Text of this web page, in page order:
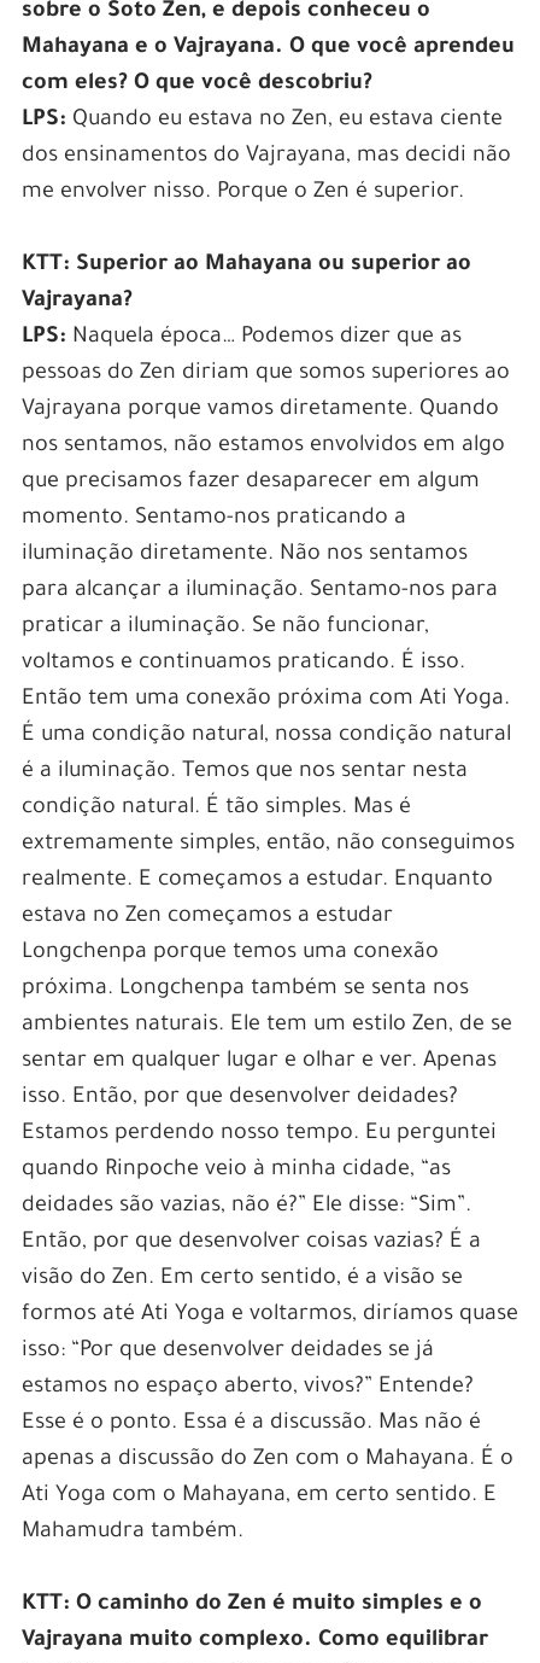
sobre o Soto Zen, e depois conheceu o
Mahayana e o Vajrayana. O que você aprendeu
com eles? O que você descobriu?
LPS: Quando eu estava no Zen, eu estava ciente
dos ensinamentos do Vajrayana, mas decidi não
me envolver nisso. Porque o Zen é superior.
KTT: Superior ao Mahayana ou superior ao
Vajrayana?
LPS: Naquela época… Podemos dizer que as
pessoas do Zen diriam que somos superiores ao
Vajrayana porque vamos diretamente. Quando
nos sentamos, não estamos envolvidos em algo
que precisamos fazer desaparecer em algum
momento. Sentamo-nos praticando a
iluminação diretamente. Não nos sentamos
para alcançar a iluminação. Sentamo-nos para
praticar a iluminação. Se não funcionar,
voltamos e continuamos praticando. É isso.
Então tem uma conexão próxima com Ati Yoga.
É uma condição natural, nossa condição natural
é a iluminação. Temos que nos sentar nesta
condição natural. É tão simples. Mas é
extremamente simples, então, não conseguimos
realmente. E começamos a estudar. Enquanto
estava no Zen começamos a estudar
Longchenpa porque temos uma conexão
próxima. Longchenpa também se senta nos
ambientes naturais. Ele tem um estilo Zen, de se
sentar em qualquer lugar e olhar e ver. Apenas
isso. Então, por que desenvolver deidades?
Estamos perdendo nosso tempo. Eu perguntei
quando Rinpoche veio à minha cidade, “as
deidades são vazias, não é?” Ele disse: “Sim”.
Então, por que desenvolver coisas vazias? É a
visão do Zen. Em certo sentido, é a visão se
formos até Ati Yoga e voltarmos, diríamos quase
isso: “Por que desenvolver deidades se já
estamos no espaço aberto, vivos?” Entende?
Esse é o ponto. Essa é a discussão. Mas não é
apenas a discussão do Zen com o Mahayana. É o
Ati Yoga com o Mahayana, em certo sentido. E
Mahamudra também.
KTT: O caminho do Zen é muito simples e o
Vajrayana muito complexo. Como equilibrar